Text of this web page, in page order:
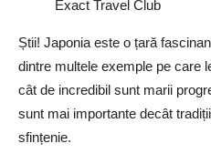
Exact Travel Club
Știi! Japonia este o țară
dintre multele exemple pe care
cât de incredibil sunt marii
sunt mai importante decât
sfințenie.